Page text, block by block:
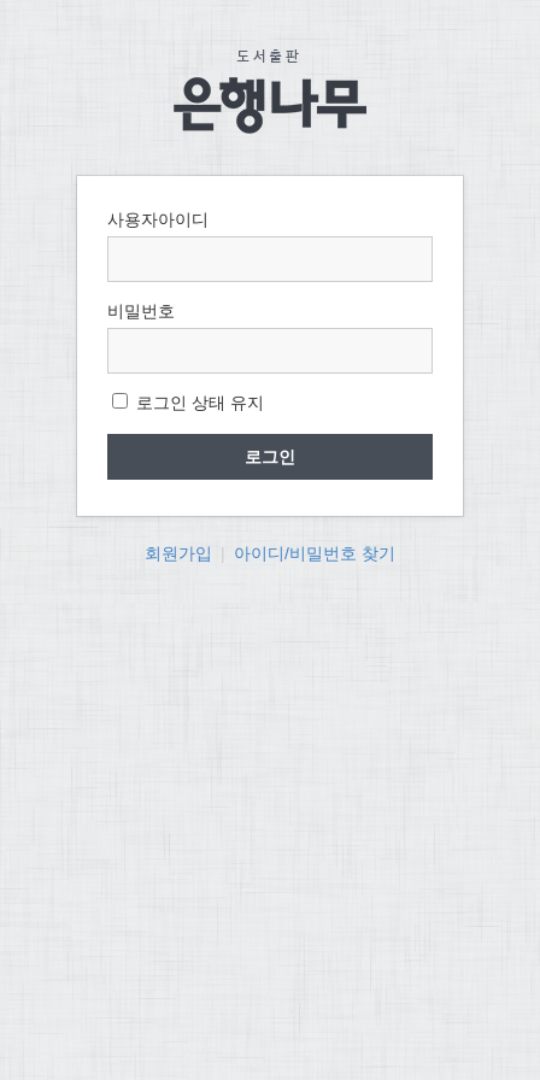
사용자아이디
비밀번호
로그인 상태 유지
회원가입 아이디/비밀번호 찾기